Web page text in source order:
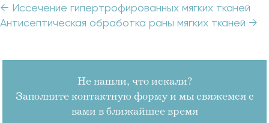
Навигация
по
← Иссечение гипертрофированных мягких тканей
Антисептическая обработка раны мягких тканей →
Не нашли, что искали?
Заполните контактную форму и мы свяжемся с
вами в ближайшее время